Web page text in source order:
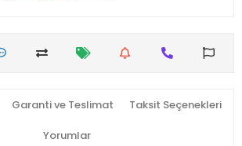
Garanti ve Teslimat Taksit Seçenekleri
Yorumlar